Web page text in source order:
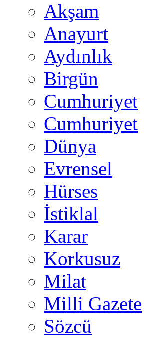
Akşam
Anayurt
Aydınlık
Birgün
Cumhuriyet
Cumhuriyet
Dünya
Evrensel
Hürses
İstiklal
Karar
Korkusuz
Milat
Milli Gazete
Sözcü